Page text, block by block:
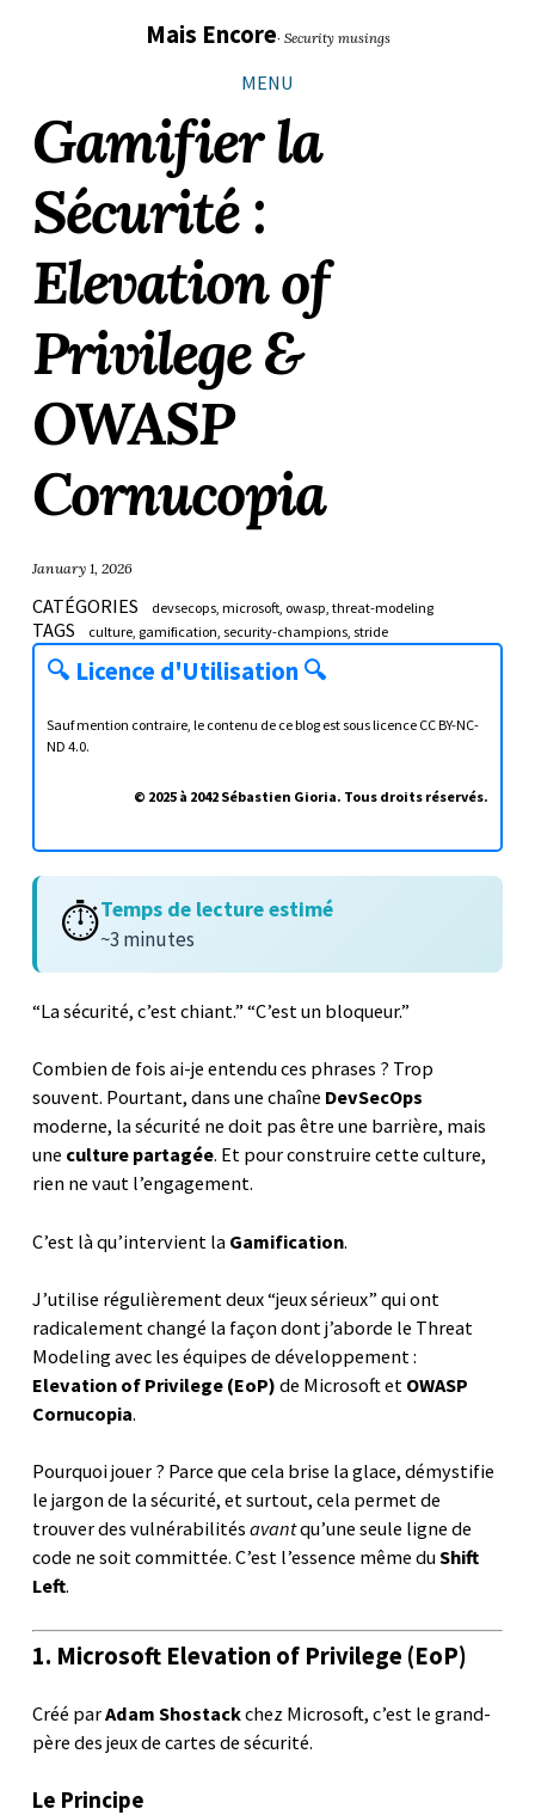
principale
page
Mais Encore· Security musings
MENU
Gamifier la
Sécurité :
Elevation of
Privilege &
OWASP
Cornucopia
January 1, 2026
CATÉGORIES devsecops microsoft owasp threat-modeling
TAGS culture gamification security-champions stride
🔍 Licence d'Utilisation 🔍
Sauf mention contraire, le contenu de ce blog est sous licence CC BY-NC-
ND 4.0.
© 2025 à 2042 Sébastien Gioria. Tous droits réservés.
⏱️Temps de lecture estimé
~3 minutes
“La sécurité, c’est chiant.” “C’est un bloqueur.”
Combien de fois ai-je entendu ces phrases ? Trop
souvent. Pourtant, dans une chaîne DevSecOps
moderne, la sécurité ne doit pas être une barrière, mais
une culture partagée. Et pour construire cette culture,
rien ne vaut l’engagement.
C’est là qu’intervient la Gamification.
J’utilise régulièrement deux “jeux sérieux” qui ont
radicalement changé la façon dont j’aborde le Threat
Modeling avec les équipes de développement :
Elevation of Privilege (EoP) de Microsoft et OWASP
Cornucopia.
Pourquoi jouer ? Parce que cela brise la glace, démystifie
le jargon de la sécurité, et surtout, cela permet de
trouver des vulnérabilitésavantqu’une seule ligne de
code ne soit committée. C’est l’essence même duShift
Left.
1. Microsoft Elevation of Privilege (EoP)
Créé parAdam Shostackchez Microsoft, c’est le grand-
père des jeux de cartes de sécurité.
Le Principe